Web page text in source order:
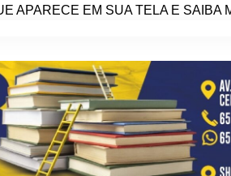
APARECE EM SUA TELA E SAIBA